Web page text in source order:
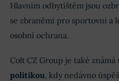
Hlavním odbytištěm jsou
se zbraněmi pro sportovní a
osobní ochrana.
Colt CZ Group je také známá
politikou, kdy nedávno